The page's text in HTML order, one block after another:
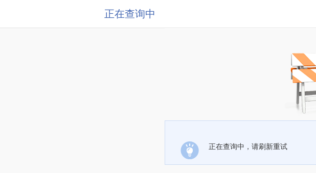
正在查询中
正在查询中，请刷新重试